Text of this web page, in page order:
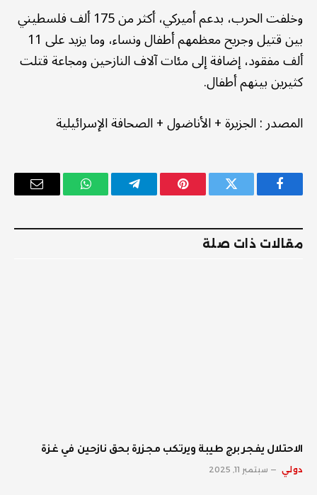
وخلفت الحرب، بدعم أميركي، أكثر من 175 ألف فلسطيني
بين قتيل وجريح معظمهم أطفال ونساء، وما يزيد على 11
ألف مفقود، إضافة إلى مئات آلاف النازحين ومجاعة قتلت
كثيرين بينهم أطفال.
المصدر:الجزيرة + الأناضول+الصحافة الإسرائيلية
فيسبوك تويتر بينتيريستتيلقرام واتساب
البريد
مقالات ذات صلة
الاحتلال يفجر برج طيبة ويرتكب مجزرة بحق نازحين في غزة
دولي سبتمبر 11, 2025